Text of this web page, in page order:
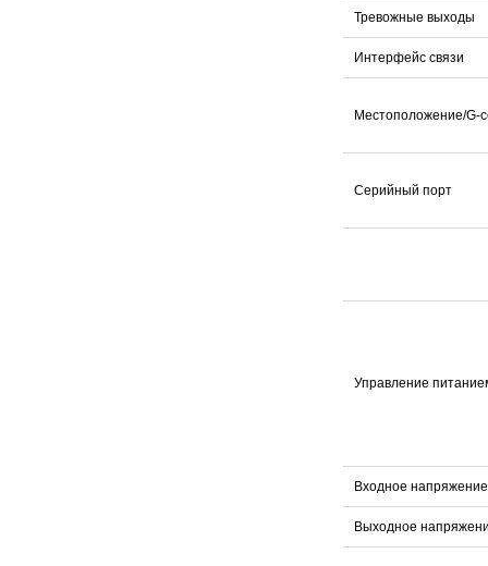
Тревожные выходы
Интерфейс связи
Местоположение/G-
Серийный порт
Управление
Входное напряжение
Выходное